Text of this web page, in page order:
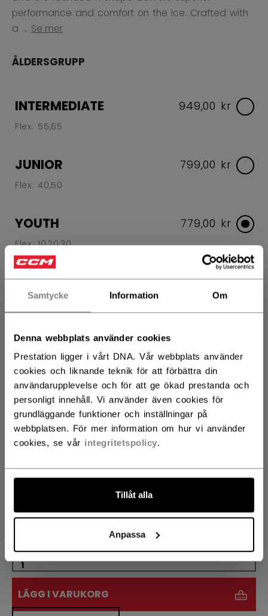
Samtycke Information Om
Denna webbplats använder cookies
Prestation ligger i vårt DNA. Vår webbplats använder
cookies och liknande teknik för att förbättra din
användarupplevelse och för att ge ökad prestanda och
personligt innehåll. Vi använder även cookies för
grundläggande funktioner och inställningar på
webbplatsen. För mer information om hur vi använder
cookies, se vår integritetspolicy.
Tillåt alla
Anpassa
performance and comfort on the ice. Crafted with
a ... Se mer
ÅLDERSGRUPP
INTERMEDIATE
Flex: 55,65
949,00 kr
JUNIOR
Flex: 40,50
799,00 kr
YOUTH
Flex: 10,20,30
779,00 kr
FLEX HITTA RÄTT FLEX
FATTNING
R
not.available
L
BÖJ HITTA RÄTT BÖJ
29
KLUBBLÄNGD
not.availablenot.available
LÄGG I VARUKORG